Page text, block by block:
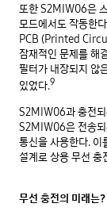
또한 S2MIW06은
모드에서도 작동한
PCB (Printed
잠재적인 문제를 해
필터가 내장되지 않
있었다.9
S2MIW06과 충전되
S2MIW06은 전송되
통신을 사용한다. 이
설계로 상용 무선
무선 충전의 미래는?